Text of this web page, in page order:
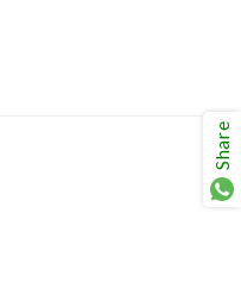
Share